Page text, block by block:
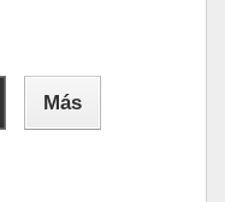
Más